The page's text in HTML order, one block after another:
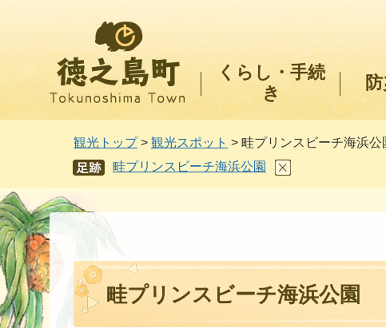
くらし・手続
き
観光トップ> 観光スポット > 畦プリンスビーチ海浜公
あし
あと
畦プリンスビーチ海浜公園
畦プリンスビーチ海浜公園